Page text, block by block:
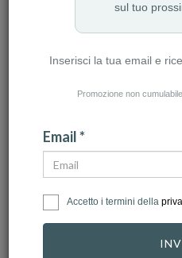
-10%
HAMILTON
Orologio Hamilton
Khaki Field Quarzo
sul tuo
Inserisci la tua email e
Promozione non
Email *
Accetto i termini della